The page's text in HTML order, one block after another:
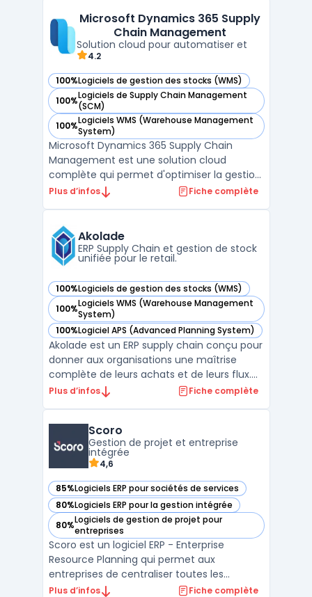
son interface intuitive et ses modules
interconnectés. Cette ...
Microsoft Dynamics 365 Supply
Chain Management
Solution cloud pour automatiser et
4.2
100%Logiciels de gestion des stocks (WMS)
— voir Microsoft Dynamics 365 Supply Chain Management
100%Logiciels de Supply Chain Management
(SCM)
— voir Microsoft Dynamics 365 Supply Chain
100%Logiciels WMS (Warehouse Management
System)
— voir Microsoft Dynamics 365 Supply Chain
Microsoft Dynamics 365 Supply Chain
Management est une solution cloud
complète qui permet d'optimiser la gestion
de la chaîne d'approvisionnement pour les
améliorer la gestion des stocks, la
planification des entre ...
Plus d’infos Fiche complète
Akolade
ERP Supply Chain et gestion de stock
unifiée pour le retail.
100%Logiciels de gestion des stocks (WMS)
— voir Akolade dans cette catégorie
100%Logiciels WMS (Warehouse Management
System)
— voir Akolade dans cette catégorie
100%Logiciel APS (Advanced Planning System)
— voir Akolade dans cette catégorie
Akolade est un ERP supply chain conçu pour
donner aux organisations une maîtrise
complète de leurs achats et de leurs flux.
Plus qu’un outil de gestion, il structure les
stocks et de la performance. Adapté aux en
...
Plus d’infos Fiche complète
Scoro
Gestion de projet et entreprise
intégrée
4,6
85%Logiciels ERP pour sociétés de services
— voir Scoro dans cette catégorie
80%Logiciels ERP pour la gestion intégrée
— voir Scoro dans cette catégorie
80%Logiciels de gestion de projet pour
entreprises
— voir Scoro dans cette catégorie
Scoro est un logiciel ERP - Enterprise
Resource Planning qui permet aux
entreprises de centraliser toutes les
données de leur entreprise et de gérer
Plus d’infos Fiche complète